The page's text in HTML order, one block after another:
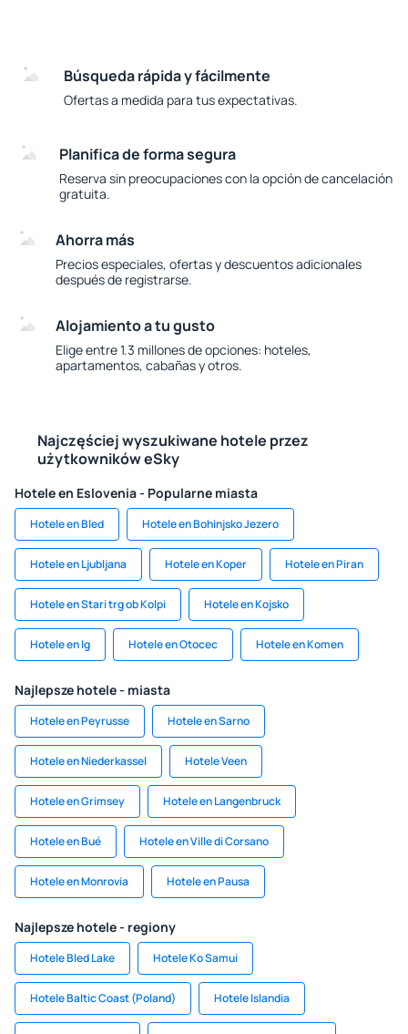
Búsqueda rápida y fácilmente
Ofertas a medida para tus expectativas.
Planifica de forma segura
Reserva sin preocupaciones con la opción de cancelación
gratuita.
Ahorra más
Precios especiales, ofertas y descuentos adicionales
después de registrarse.
Alojamiento a tu gusto
Elige entre 1.3 millones de opciones: hoteles,
apartamentos, cabañas y otros.
Najczęściej wyszukiwane hotele przez
użytkowników eSky
Hotele en Eslovenia - Popularne miasta
Hotele en Bled Hotele en Bohinjsko Jezero
Hotele en Ljubljana Hotele en Koper Hotele en Piran
Hotele en Stari trg ob Kolpi Hotele en Kojsko
Hotele en Ig Hotele en Otocec Hotele en Komen
Najlepsze hotele - miasta
Hotele en Peyrusse Hotele en Sarno
Hotele en Niederkassel Hotele Veen
Hotele en Grimsey Hotele en Langenbruck
Hotele en Bué Hotele en Ville di Corsano
Hotele en Monrovia Hotele en Pausa
Najlepsze hotele - regiony
Hotele Bled Lake Hotele Ko Samui
Hotele Baltic Coast (Poland) Hotele Islandia